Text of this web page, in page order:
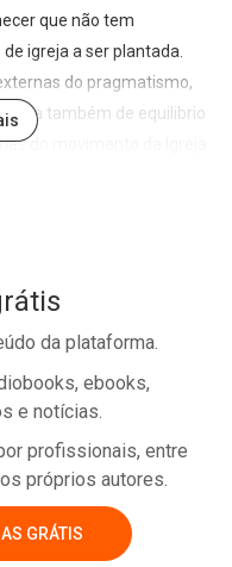
que não tem
igreja a ser plantada.
do pragmatismo,
também de equilibrio
do movimento da Igreja
no apóstolo Paulo,
os poderosos feitos
da plataforma.
ebooks,
e notícias.
profissionais, entre
próprios autores.
GRÁTIS